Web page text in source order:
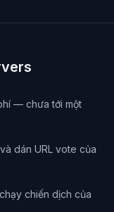
— chưa tới một
dán URL vote của
chiến dịch của